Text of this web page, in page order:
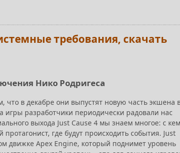
требования, скачать
Нико Родригеса
что в декабре они выпустят новую часть экшена
игры разработчики периодически радовали нас
выхода Just Cause 4 мы знаем многое: с кем
где будут происходить события. Just
движке Apex Engine, который поднимет уровень